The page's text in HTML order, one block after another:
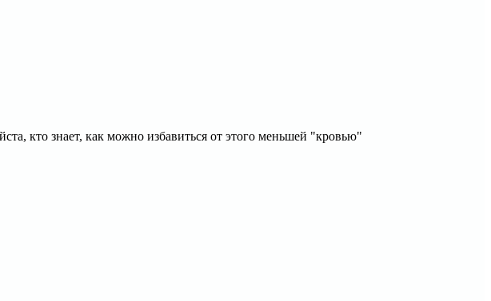
кто знает, как можно избавиться от этого меньшей "кровью"